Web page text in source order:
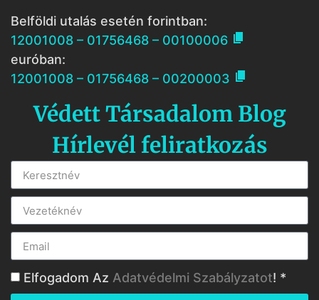
Belföldi utalás esetén forintban:
12001008 – 01756468 – 00100006 
euróban:
12001008 – 01756468 – 00200003 
Védett Társadalom Blog
Hírlevél feliratkozás
Elfogadom Az Adatvédelmi Szabályzatot! *